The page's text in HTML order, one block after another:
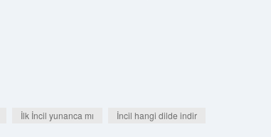
İlk İncil yunanca mı İncil hangi dilde indir